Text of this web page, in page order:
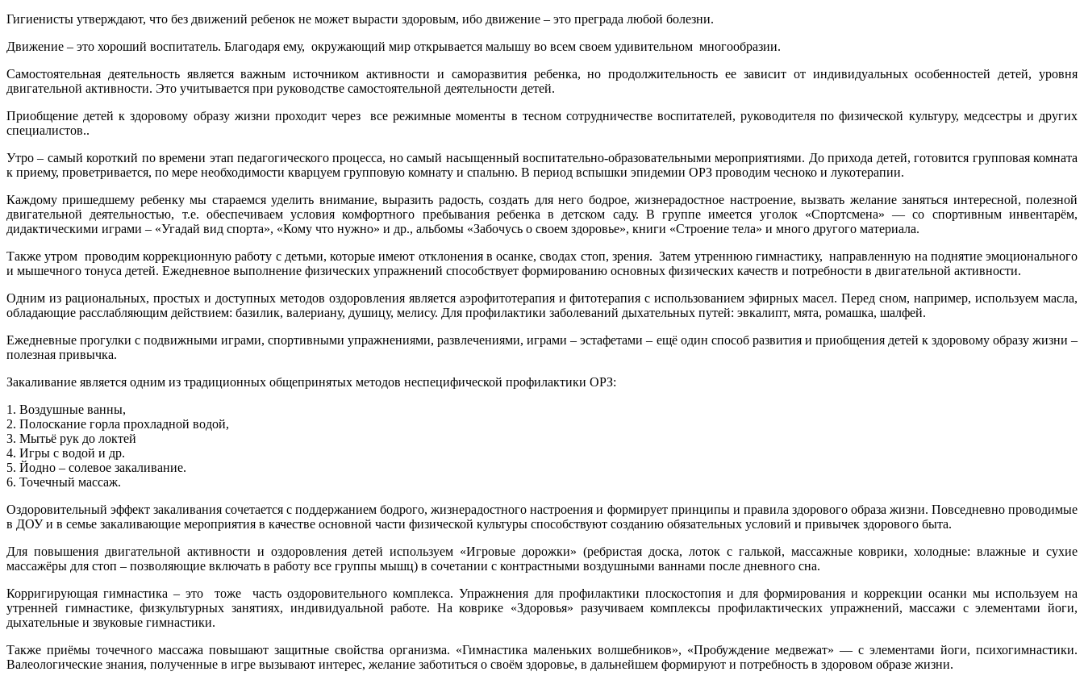
Гигиенисты утверждают, что без движений ребенок не может вырасти здоровым, ибо движение – это преграда любой болезни.
Движение – это хороший воспитатель. Благодаря ему, окружающий мир открывается малышу во всем своем удивительном многообразии.
Самостоятельная деятельность является важным источником активности и саморазвития ребенка, но продолжительность ее зависит от индивидуальных особенностей детей, уровня
двигательной активности. Это учитывается при руководстве самостоятельной деятельности детей.
Приобщение детей к здоровому образу жизни проходит через все режимные моменты в тесном сотрудничестве воспитателей, руководителя по физической культуру, медсестры и других
специалистов..
Утро – самый короткий по времени этап педагогического процесса, но самый насыщенный воспитательно-образовательными мероприятиями. До прихода детей, готовится групповая комната
к приему, проветривается, по мере необходимости кварцуем групповую комнату и спальню. В период вспышки эпидемии ОРЗ проводим чесноко и лукотерапии.
Каждому пришедшему ребенку мы стараемся уделить внимание, выразить радость, создать для него бодрое, жизнерадостное настроение, вызвать желание заняться интересной, полезной
двигательной деятельностью, т.е. обеспечиваем условия комфортного пребывания ребенка в детском саду. В группе имеется уголок «Спортсмена» — со спортивным инвентарём,
дидактическими играми – «Угадай вид спорта», «Кому что нужно» и др., альбомы «Забочусь о своем здоровье», книги «Строение тела» и много другого материала.
Также утром проводим коррекционную работу с детьми, которые имеют отклонения в осанке, сводах стоп, зрения. Затем утреннюю гимнастику, направленную на поднятие эмоционального
и мышечного тонуса детей. Ежедневное выполнение физических упражнений способствует формированию основных физических качеств и потребности в двигательной активности.
Одним из рациональных, простых и доступных методов оздоровления является аэрофитотерапия и фитотерапия с использованием эфирных масел. Перед сном, например, используем масла,
обладающие расслабляющим действием: базилик, валериану, душицу, мелису. Для профилактики заболеваний дыхательных путей: эвкалипт, мята, ромашка, шалфей.
Ежедневные прогулки с подвижными играми, спортивными упражнениями, развлечениями, играми – эстафетами – ещё один способ развития и приобщения детей к здоровому образу жизни –
полезная привычка.
Закаливание является одним из традиционных общепринятых методов неспецифической профилактики ОРЗ:
1. Воздушные ванны,
2. Полоскание горла прохладной водой,
3. Мытьё рук до локтей
4. Игры с водой и др.
5. Йодно – солевое закаливание.
6. Точечный массаж.
Оздоровительный эффект закаливания сочетается с поддержанием бодрого, жизнерадостного настроения и формирует принципы и правила здорового образа жизни. Повседневно проводимые
в ДОУ и в семье закаливающие мероприятия в качестве основной части физической культуры способствуют созданию обязательных условий и привычек здорового быта.
Для повышения двигательной активности и оздоровления детей используем «Игровые дорожки» (ребристая доска, лоток с галькой, массажные коврики, холодные: влажные и сухие
массажёры для стоп – позволяющие включать в работу все группы мышц) в сочетании с контрастными воздушными ваннами после дневного сна.
Корригирующая гимнастика – это тоже часть оздоровительного комплекса. Упражнения для профилактики плоскостопия и для формирования и коррекции осанки мы используем на
утренней гимнастике, физкультурных занятиях, индивидуальной работе. На коврике «Здоровья» разучиваем комплексы профилактических упражнений, массажи с элементами йоги,
дыхательные и звуковые гимнастики.
Также приёмы точечного массажа повышают защитные свойства организма. «Гимнастика маленьких волшебников», «Пробуждение медвежат» — с элементами йоги, психогимнастики.
Валеологические знания, полученные в игре вызывают интерес, желание заботиться о своём здоровье, в дальнейшем формируют и потребность в здоровом образе жизни.